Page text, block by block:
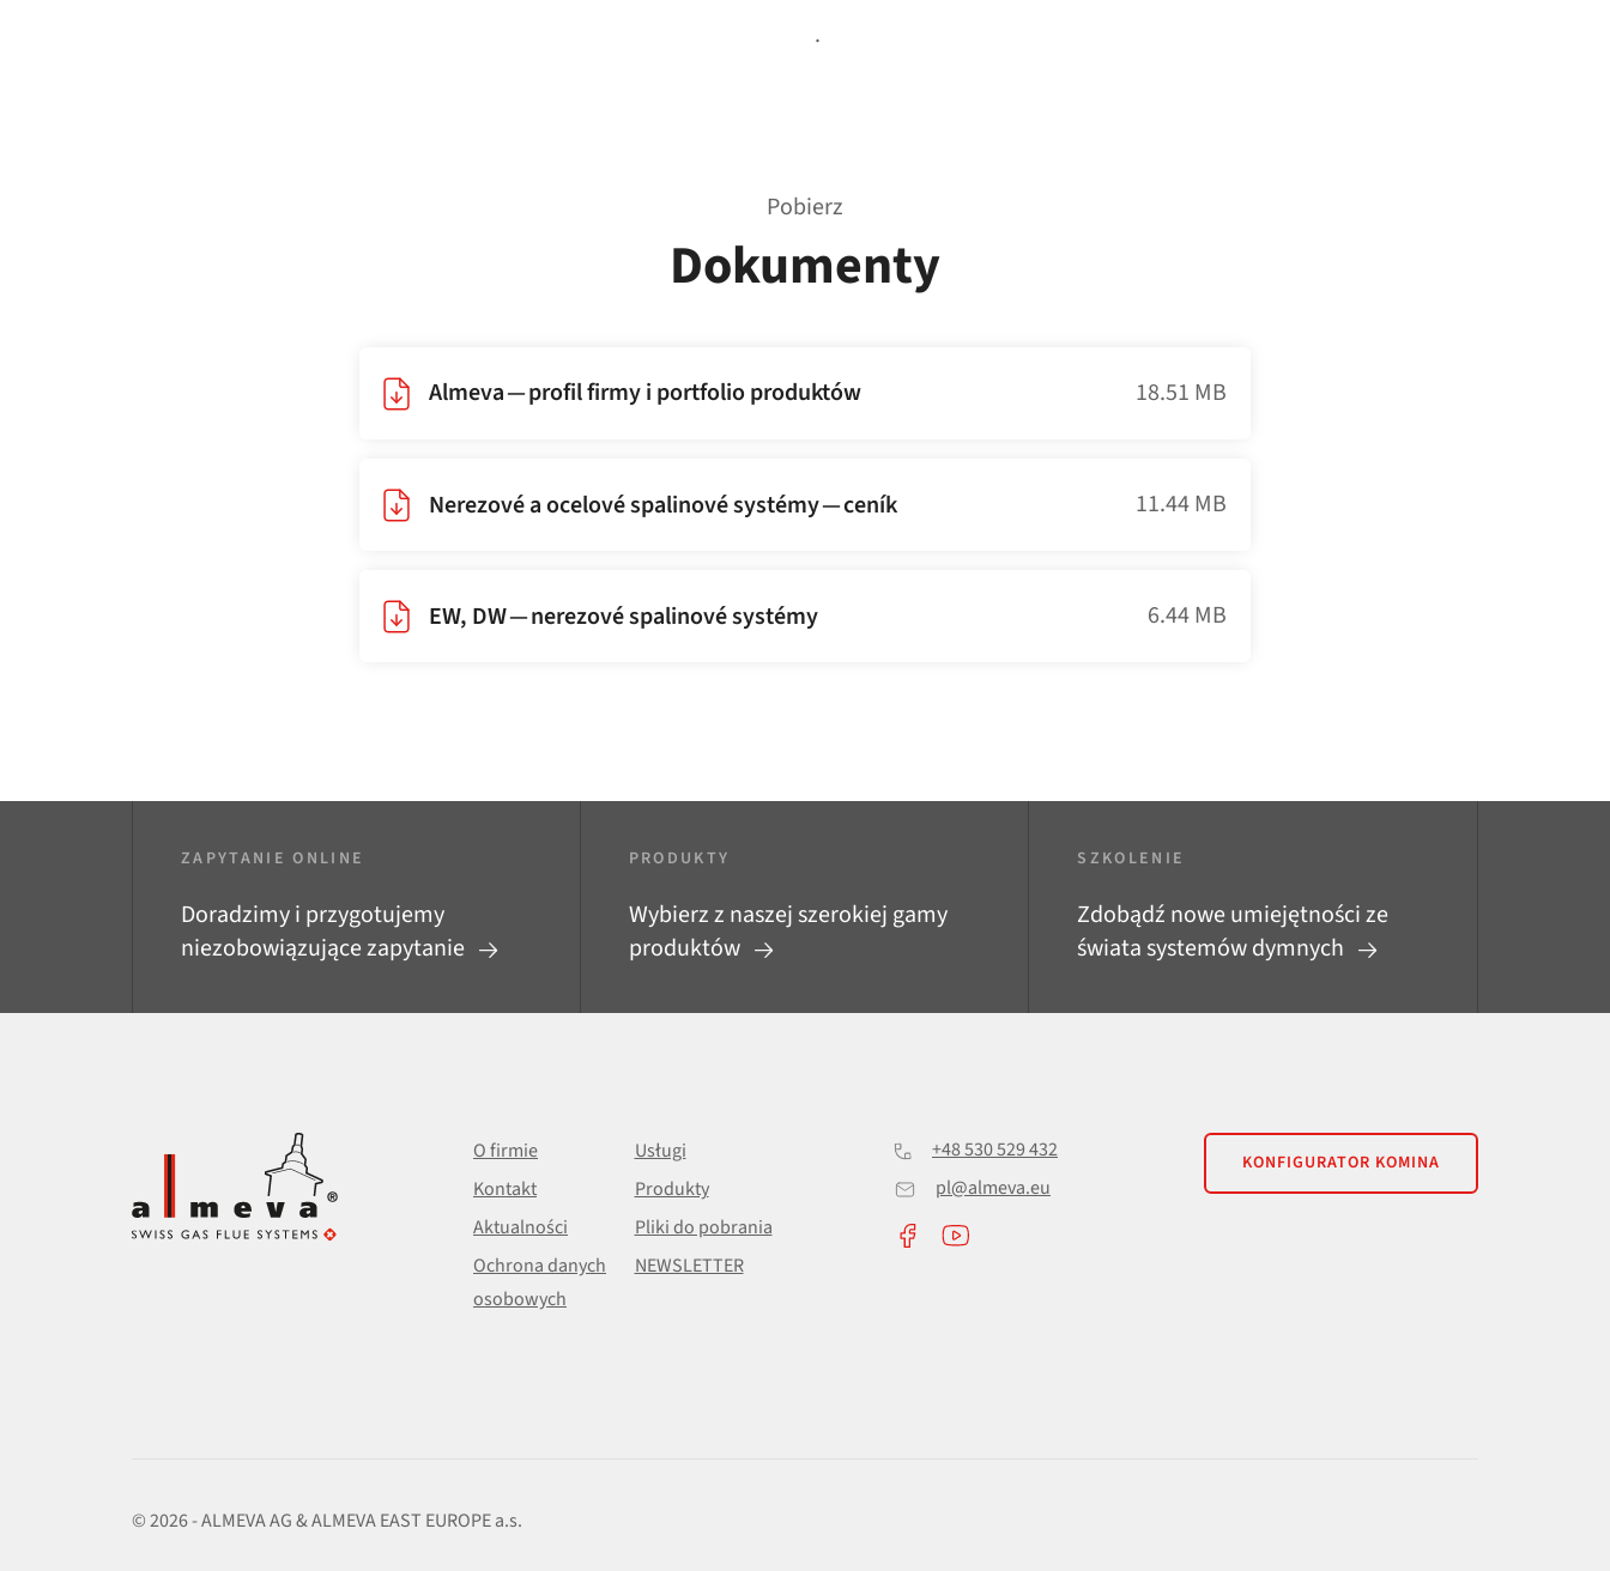
.
Pobierz
Dokumenty
Almeva — profil firmy i portfolio produktów 18.51 MB
Nerezové a ocelové spalinové systémy — ceník 11.44 MB
EW, DW — nerezové spalinové systémy 6.44 MB
ZAPYTANIE ONLINE
Doradzimy i przygotujemy
niezobowiązujące zapytanie
PRODUKTY
Wybierz z naszej szerokiej gamy
produktów
SZKOLENIE
Zdobądź nowe umiejętności ze
świata systemów dymnych
O firmie
Usługi
Kontakt
Produkty
Aktualności
Pliki do pobrania
Ochrona danych
osobowych
NEWSLETTER
+48 530 529 432
pl@almeva.eu
KONFIGURATOR KOMINA
© 2026 - ALMEVA AG & ALMEVA EAST EUROPE a.s.